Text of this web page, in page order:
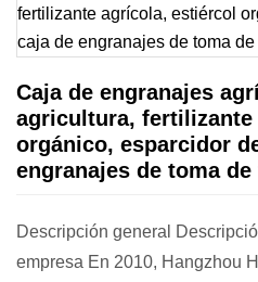
Caja de engranajes
agricultura, fertilizante
orgánico, esparcidor
engranajes de toma
Descripción general
empresa En 2010, Hangzhou